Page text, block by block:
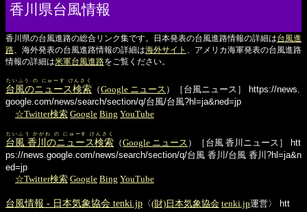
香川県台風情報
香川県の台風進路の総合リンク集です。日本発表の台風進路情報の詳細は台風進
路 、海外発表の台風進路情報の詳細は海外サイト
、アメリカ海軍発表の台風進路
情報の詳細は米軍台風進路をご覧ください。
台風のニュース検索
たいふう の にゅーす けんさく
（Google ニュース ）［台風ニュース］
google.com/news/search/section/q/台風/台風?hl=ja&ned=jp
☆Twitter検索 Google Bing YouTube
台風 香川のニュース検索
たいふう かがわ の にゅーす けんさく
（Google ニュース ）［台風 香川ニュース］
ps://news.google.com/news/search/section/q/台風 香川/台風 香川?hl=ja&n
ed=jp
☆Twitter検索 Google Bing YouTube
台風情報 - 日本気象協会 tenki.jp 〈(財)日本気象協会 tenki.jp運営〉
htt